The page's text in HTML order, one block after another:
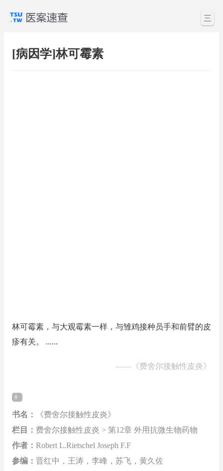
三
[病因学]林可霉素
林可霉素，与大观霉素一样，与雏鸡接种员手和前臂的皮
疹有关。 ......
—— 《费舍尔接触性皮炎》
书名：
《费舍尔接触性皮炎》
栏目： 费舍尔接触性皮炎 > 第12章 外用抗微生物药物
作者： Robert L.Rietschel Joseph F.F
参编： 晋红中，王涛，李峰，苏飞，黄久佐